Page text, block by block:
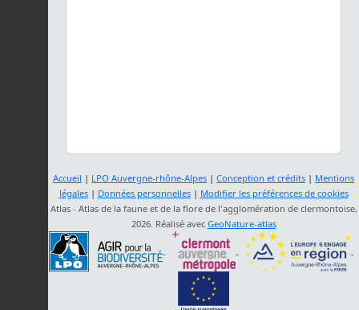
Accueil | LPO Auvergne-rhône-Alpes | Conception et crédits | Mentions
légales| Données personnelles| Modifier les préférences de cookies
Atlas - Atlas de la faune et de la flore de l'agglomération de clermontoise,
2026. Réalisé avec GeoNature-atlas